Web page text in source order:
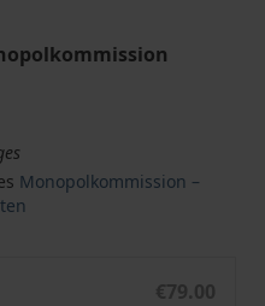
Monopolkommission –
€79.00